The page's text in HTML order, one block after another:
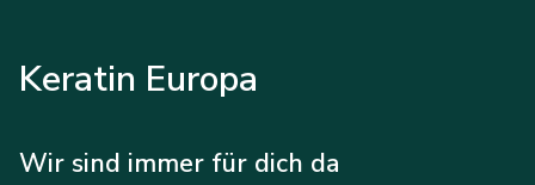
Keratin Europa
Wir sind immer für dich da